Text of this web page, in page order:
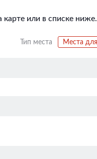
или в списке ниже.
Тип места